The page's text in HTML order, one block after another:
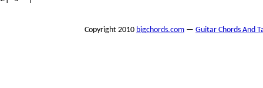
Copyright 2010 bigchords.com — Guitar Chords And